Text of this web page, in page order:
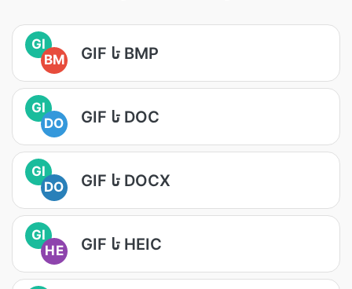
GI
BM
GIF تا BMP
GI
DO
GIF تا DOC
GI
DO
GIF تا DOCX
GI
HE
GIF تا HEIC